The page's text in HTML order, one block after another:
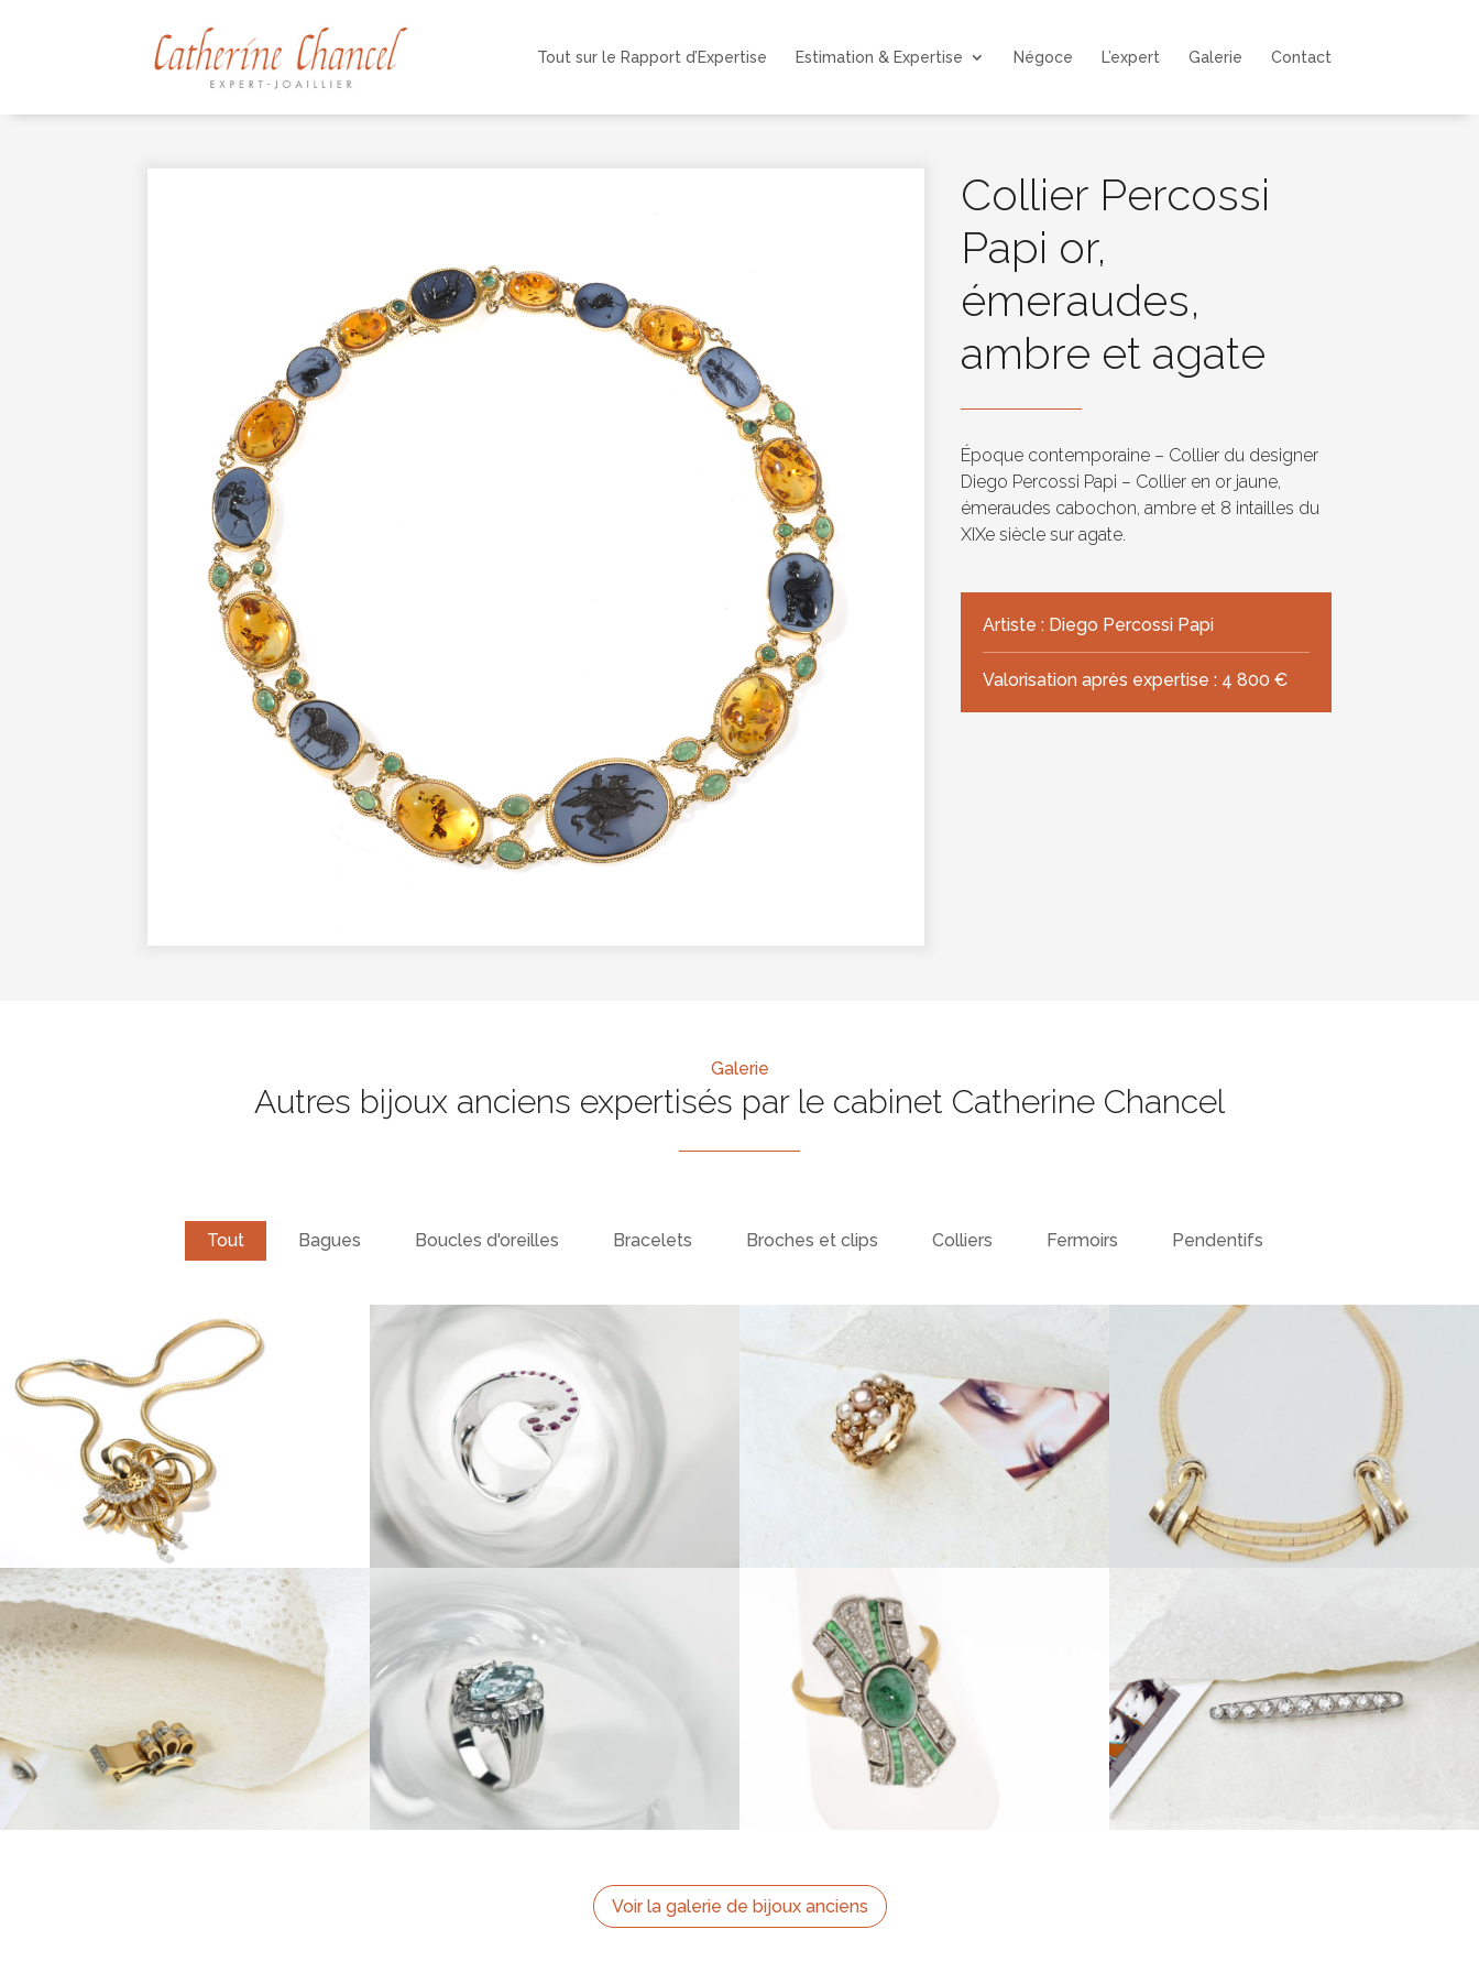
Tout sur le Rapport d’Expertise Estimation & Expertise Négoce L’expert Galerie Contact
Collier Percossi
Papi or,
émeraudes,
ambre et agate
Époque contemporaine – Collier du designer
Diego Percossi Papi – Collier en or jaune,
émeraudes cabochon, ambre et 8 intailles du
XIXe siècle sur agate.
Artiste : Diego Percossi Papi
Valorisation après expertise : 4 800 €
Galerie
Autres bijoux anciens expertisés par le cabinet Catherine Chancel
Tout Bagues Boucles d'oreilles Bracelets Broches et clips Colliers Fermoirs Pendentifs
Voir la galerie de bijoux anciens